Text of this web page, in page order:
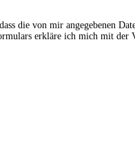
die von mir angegebenen
erkläre ich mich mit der